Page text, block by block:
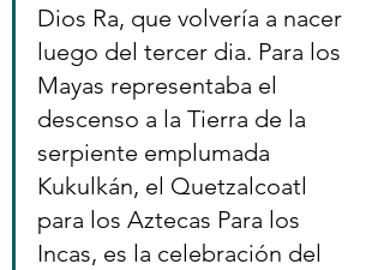
Dios Ra, que volvería a nacer
luego del tercer dia. Para los
Mayas representaba el
descenso a la Tierra de la
serpiente emplumada
Kukulkán, el Quetzalcoatl
para los Aztecas Para los
Incas, es la celebración del